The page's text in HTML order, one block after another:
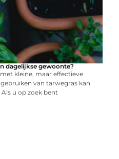
dagelijkse gewoonte?
kleine, maar effectieve
van tarwegras kan
u op zoek bent